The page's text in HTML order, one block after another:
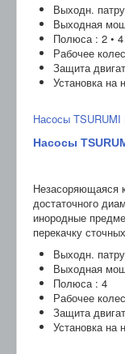
Выходн.
Выходная
Полюса : 2 • 4
Рабочее
Защита
Установка на
Насосы TSURUMI
Насосы
Незасоряющаяся
достаточного
инородные
перекачку
Выходн.
Выходная
Полюса : 4
Рабочее
Защита
Установка на